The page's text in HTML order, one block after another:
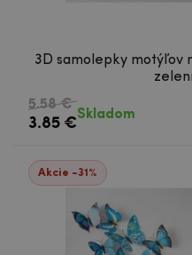
3D samolepky motýľov
5.58 €
3.85 €
Skladom
Akcie -31%